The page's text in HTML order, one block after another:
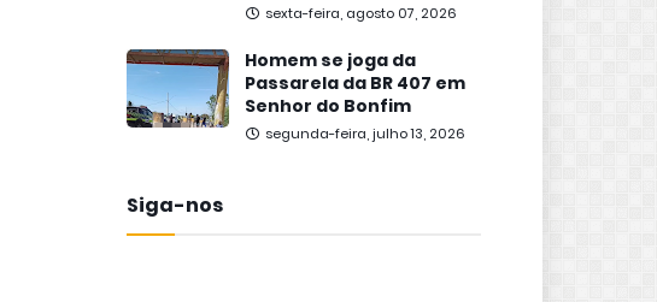
sexta-feira, agosto 07, 2026
Homem se joga da
Passarela da BR 407 em
Senhor do Bonfim
segunda-feira, julho 13, 2026
Siga-nos